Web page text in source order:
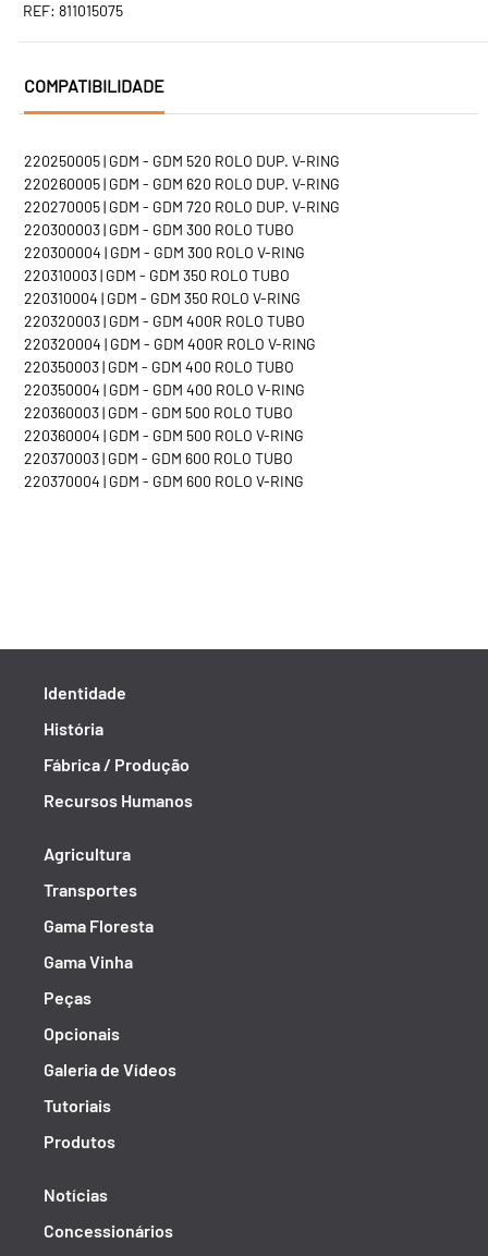
REF: 811015075
COMPATIBILIDADE
220250005 | GDM - GDM 520 ROLO DUP. V-RING
220260005 | GDM - GDM 620 ROLO DUP. V-RING
220270005 | GDM - GDM 720 ROLO DUP. V-RING
220300003 | GDM - GDM 300 ROLO TUBO
220300004 | GDM - GDM 300 ROLO V-RING
220310003 | GDM - GDM 350 ROLO TUBO
220310004 | GDM - GDM 350 ROLO V-RING
220320003 | GDM - GDM 400R ROLO TUBO
220320004 | GDM - GDM 400R ROLO V-RING
220350003 | GDM - GDM 400 ROLO TUBO
220350004 | GDM - GDM 400 ROLO V-RING
220360003 | GDM - GDM 500 ROLO TUBO
220360004 | GDM - GDM 500 ROLO V-RING
220370003 | GDM - GDM 600 ROLO TUBO
220370004 | GDM - GDM 600 ROLO V-RING
Identidade
História
Fábrica / Produção
Recursos Humanos
Agricultura
Transportes
Gama Floresta
Gama Vinha
Peças
Opcionais
Galeria de Vídeos
Tutoriais
Produtos
Notícias
Concessionários